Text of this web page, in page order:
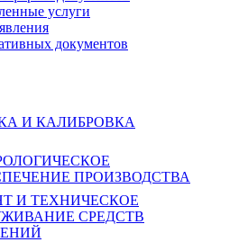
услуги
документов
И КАЛИБРОВКА
ПРОИЗВОДСТВА
И ТЕХНИЧЕСКОЕ
СРЕДСТВ